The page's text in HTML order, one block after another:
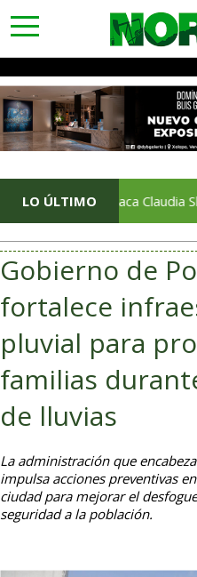
toggle
navigation
LO ÚLTIMO
Destaca Claudia
Gobierno de
fortalece
pluvial para
familias
de lluvias
La administración que
impulsa acciones preventivas
ciudad para mejorar el
seguridad a la población.